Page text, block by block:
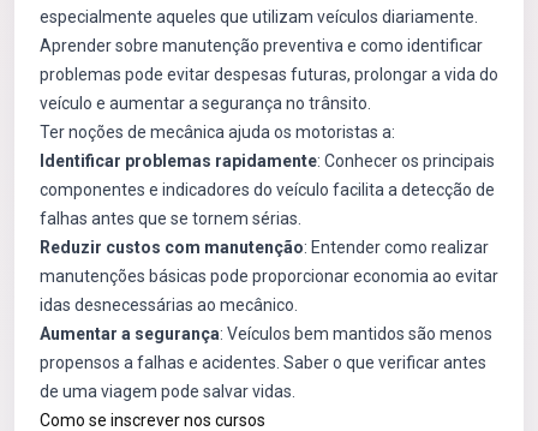
especialmente aqueles que utilizam veículos diariamente.
Aprender sobre manutenção preventiva e como identificar
problemas pode evitar despesas futuras, prolongar a vida do
veículo e aumentar a segurança no trânsito.
Ter noções de mecânica ajuda os motoristas a:
Identificar problemas rapidamente: Conhecer os principais
componentes e indicadores do veículo facilita a detecção de
falhas antes que se tornem sérias.
Reduzir custos com manutenção: Entender como realizar
manutenções básicas pode proporcionar economia ao evitar
idas desnecessárias ao mecânico.
Aumentar a segurança: Veículos bem mantidos são menos
propensos a falhas e acidentes. Saber o que verificar antes
de uma viagem pode salvar vidas.
Como se inscrever nos cursos